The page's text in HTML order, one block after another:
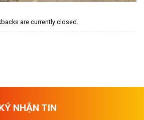
are currently closed.
NHẬN TIN